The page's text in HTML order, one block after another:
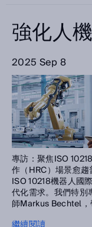
強化人
2025 Sep 8
專訪：聚焦ISO
作（HRC）場景愈
ISO 10218機器人國
代化需求。我們特別
師Markus Bechtel，